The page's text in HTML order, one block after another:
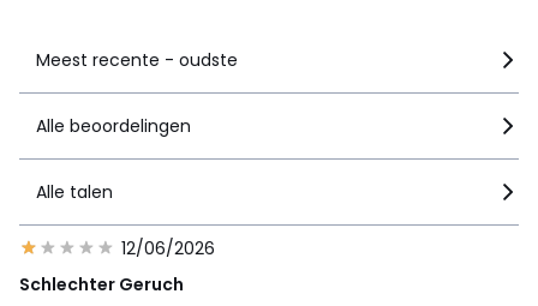
Meest recente - oudste
Alle beoordelingen
Alle talen
12/06/2026
Schlechter Geruch